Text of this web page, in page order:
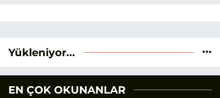
Yükleniyor...
EN ÇOK OKUNANLAR